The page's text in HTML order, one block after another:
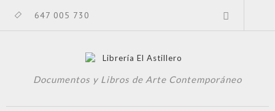
647 005 730
Documentos y Libros de Arte Contemporáneo